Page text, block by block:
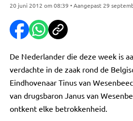
20 juni 2012 om 08:39 • Aangepast 29
De Nederlander die deze week is
verdachte in de zaak rond de
Eindhovenaar Tinus van
van drugsbaron Janus van
ontkent elke betrokkenheid.